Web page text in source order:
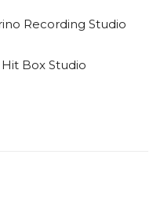
Recording Studio
Box Studio